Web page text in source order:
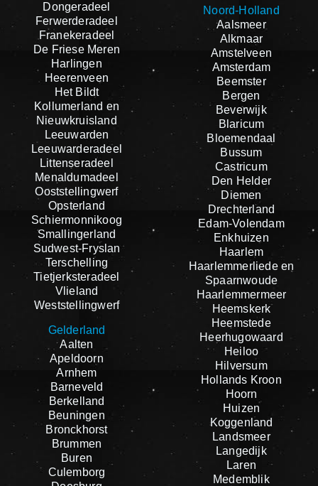
Dongeradeel
Ferwerderadeel
Franekeradeel
De Friese Meren
Harlingen
Heerenveen
Het Bildt
Kollumerland en
Nieuwkruisland
Leeuwarden
Leeuwarderadeel
Littenseradeel
Menaldumadeel
Ooststellingwerf
Opsterland
Schiermonnikoog
Smallingerland
Sudwest-Fryslan
Terschelling
Tietjerksteradeel
Vlieland
Weststellingwerf
Gelderland
Aalten
Apeldoorn
Arnhem
Barneveld
Berkelland
Beuningen
Bronckhorst
Brummen
Buren
Culemborg
Noord-Holland
Aalsmeer
Alkmaar
Amstelveen
Amsterdam
Beemster
Bergen
Beverwijk
Blaricum
Bloemendaal
Bussum
Castricum
Den Helder
Diemen
Drechterland
Edam-Volendam
Enkhuizen
Haarlem
Haarlemmerliede en
Spaarnwoude
Haarlemmermeer
Heemskerk
Heemstede
Heerhugowaard
Heiloo
Hilversum
Hollands Kroon
Hoorn
Huizen
Koggenland
Landsmeer
Langedijk
Laren
Medemblik